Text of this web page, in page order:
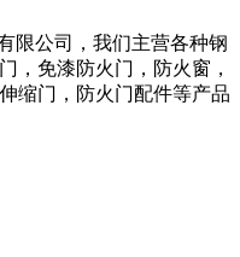
限公司，我们主营各种钢
，免漆防火门，防火窗，
缩门，防火门配件等产品